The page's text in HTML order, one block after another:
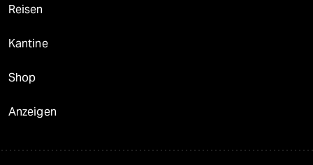
Reisen
Kantine
Shop
Anzeigen